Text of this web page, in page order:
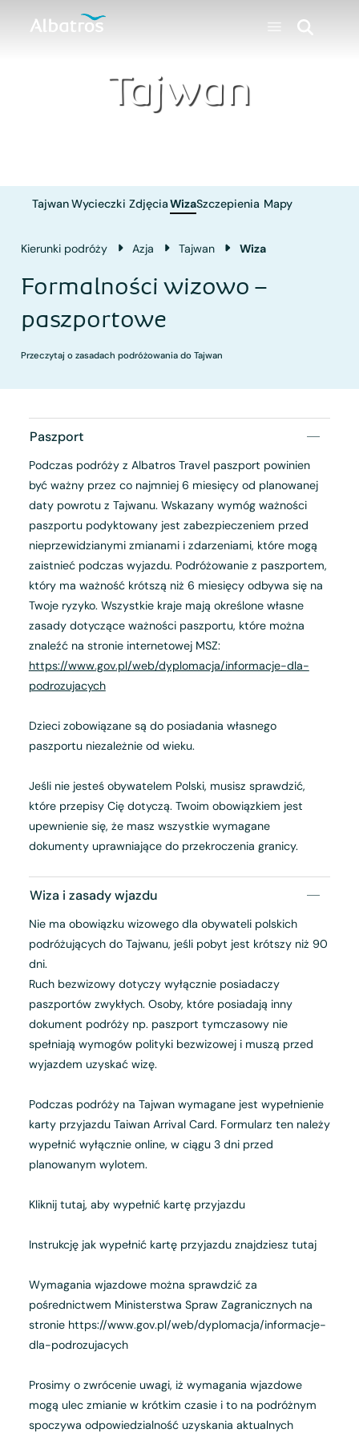
Tajwan
TajwanWycieczki ZdjęciaWizaSzczepienia Mapy
Kierunki podróży Azja Tajwan Wiza
Formalności wizowo –
paszportowe
Przeczytaj o zasadach podróżowania do Tajwan
Paszport
Podczas podróży z Albatros Travel paszport powinien
być ważny przez co najmniej 6 miesięcy od planowanej
daty powrotu z Tajwanu. Wskazany wymóg ważności
paszportu podyktowany jest zabezpieczeniem przed
nieprzewidzianymi zmianami i zdarzeniami, które mogą
zaistnieć podczas wyjazdu. Podróżowanie z paszportem,
który ma ważność krótszą niż 6 miesięcy odbywa się na
Twoje ryzyko. Wszystkie kraje mają określone własne
zasady dotyczące ważności paszportu, które można
znaleźć na stronie internetowej MSZ:
https://www.gov.pl/web/dyplomacja/informacje-dla-
podrozujacych
Dzieci zobowiązane są do posiadania własnego
paszportu niezależnie od wieku.
Jeśli nie jesteś obywatelem Polski, musisz sprawdzić,
które przepisy Cię dotyczą. Twoim obowiązkiem jest
upewnienie się, że masz wszystkie wymagane
dokumenty uprawniające do przekroczenia granicy.
Wiza i zasady wjazdu
Nie ma obowiązku wizowego dla obywateli polskich
podróżujących do Tajwanu, jeśli pobyt jest krótszy niż 90
dni.
Ruch bezwizowy dotyczy wyłącznie posiadaczy
paszportów zwykłych. Osoby, które posiadają inny
dokument podróży np. paszport tymczasowy nie
spełniają wymogów polityki bezwizowej i muszą przed
wyjazdem uzyskać wizę.
Podczas podróży na Tajwan wymagane jest wypełnienie
karty przyjazdu Taiwan Arrival Card. Formularz ten należy
wypełnić wyłącznie online, w ciągu 3 dni przed
planowanym wylotem.
Kliknij tutaj, aby wypełnić kartę przyjazdu
Instrukcję jak wypełnić kartę przyjazdu znajdziesz tutaj
Wymagania wjazdowe można sprawdzić za
pośrednictwem Ministerstwa Spraw Zagranicznych na
stronie https://www.gov.pl/web/dyplomacja/informacje-
dla-podrozujacych
Prosimy o zwrócenie uwagi, iż wymagania wjazdowe
mogą ulec zmianie w krótkim czasie i to na podróżnym
spoczywa odpowiedzialność uzyskania aktualnych